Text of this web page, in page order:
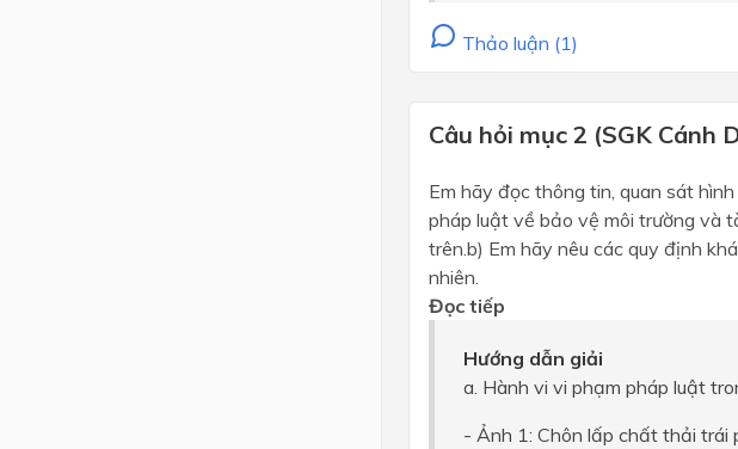
Thảo luận (1)
Câu hỏi mục 2 (SGK Cánh
Em hãy đọc thông tin, quan sát
pháp luật về bảo vệ môi trường và
trên.b) Em hãy nêu các quy định
nhiên.
Đọc tiếp
Hướng dẫn giải
a. Hành vi vi phạm pháp luật
- Ảnh 1: Chôn lấp chất thải trái